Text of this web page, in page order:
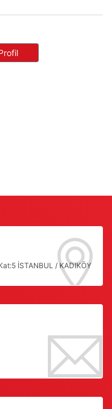
İSTANBUL / KADIKÖY